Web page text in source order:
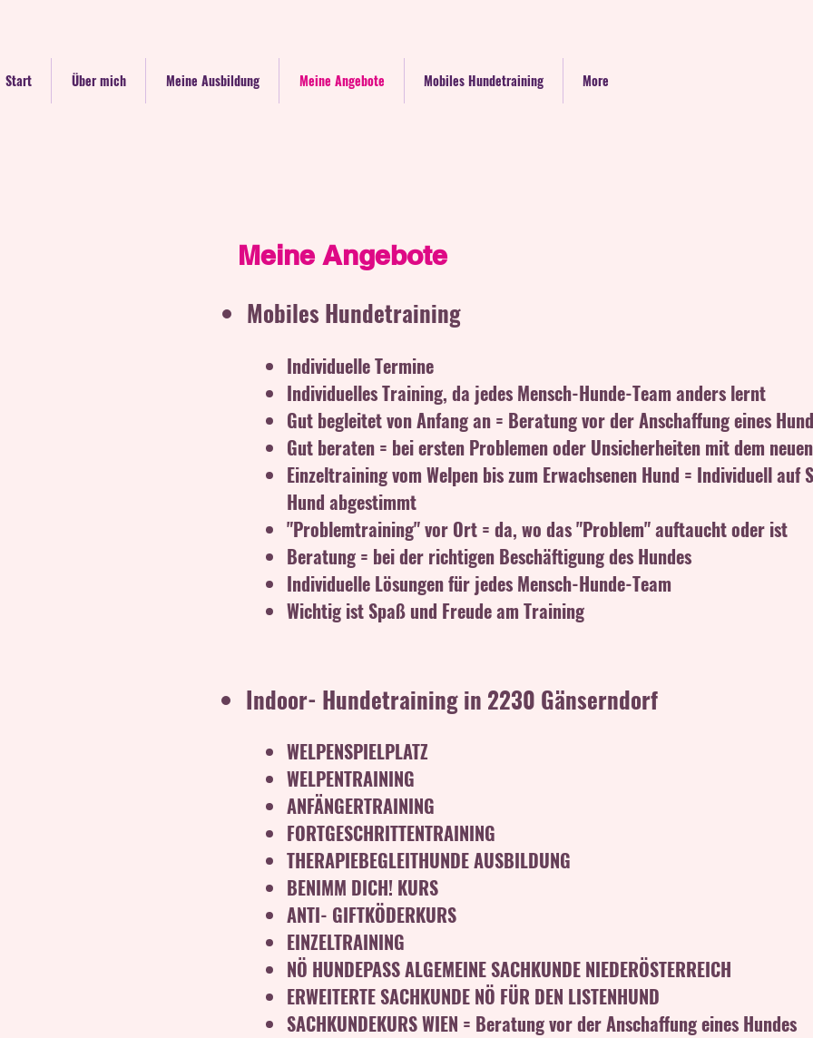
Start Über mich Meine Ausbildung Meine Angebote Mobiles Hundetraining More
Meine Angebote
Mobiles Hundetraining
Individuelle Termine
Individuelles Training, da jedes Mensch-Hunde-Team anders lernt
Gut begleitet von Anfang an = Beratung vor der Anschaffung eines
Gut beraten = bei ersten Problemen oder Unsicherheiten mit dem
Einzeltraining vom Welpen bis zum Erwachsenen Hund = Individuell auf
Hund abgestimmt
"Problemtraining" vor Ort = da, wo das "Problem" auftaucht oder ist
Beratung = bei der richtigen Beschäftigung des Hundes
Individuelle Lösungen für jedes Mensch-Hunde-Team
Wichtig ist Spaß und Freude am Training
Indoor- Hundetraining in 2230 Gänserndorf
WELPENSPIELPLATZ
WELPENTRAINING
ANFÄNGERTRAINING
FORTGESCHRITTENTRAINING
THERAPIEBEGLEITHUNDE AUSBILDUNG
BENIMM DICH! KURS
ANTI- GIFTKÖDERKURS
EINZELTRAINING
NÖ HUNDEPASS ALGEMEINE SACHKUNDE NIEDERÖSTERREICH
ERWEITERTE SACHKUNDE NÖ FÜR DEN LISTENHUND
SACHKUNDEKURS WIEN = Beratung vor der Anschaffung eines Hundes